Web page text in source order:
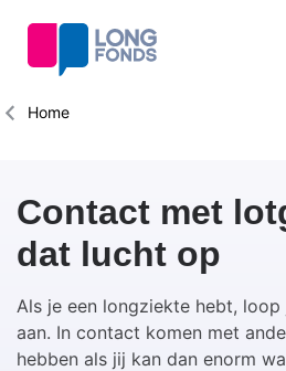
inhoud
Kruimelpad
Home
Contact met
dat lucht op
Als je een longziekte hebt,
aan. In contact komen met
hebben als jij kan dan enorm